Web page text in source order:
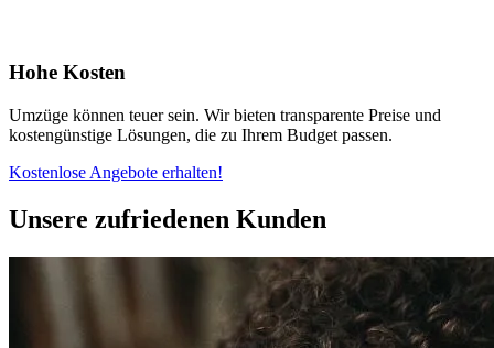
Hohe Kosten
Umzüge können teuer sein. Wir bieten transparente Preise und
kostengünstige Lösungen, die zu Ihrem Budget passen.
Kostenlose Angebote erhalten!
Unsere zufriedenen Kunden